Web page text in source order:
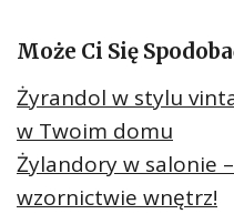
Może Ci Się
Żyrandol w stylu
w Twoim domu
Żylandory w salonie
wzornictwie wnętrz!